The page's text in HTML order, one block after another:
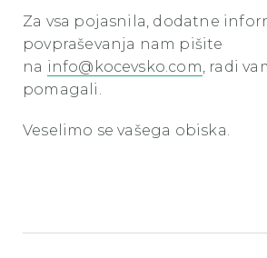
Za vsa pojasnila, dodatne
povpraševanja nam pišite
na info@kocevsko.com , radi
pomagali.
Veselimo se vašega obiska.